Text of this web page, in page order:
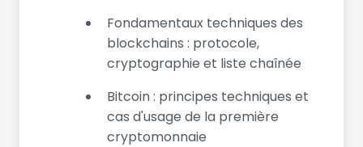
Fondamentaux techniques des
blockchains : protocole,
cryptographie et liste chaînée
Bitcoin : principes techniques et
cas d'usage de la première
cryptomonnaie